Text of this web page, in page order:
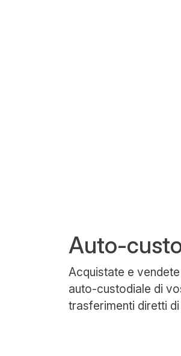
Auto-
Acquistate e
auto-custodiale di
trasferimenti diretti